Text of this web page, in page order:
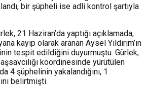
bir şüpheli ise adli kontrol şartıyla
21 Haziran’da yaptığı açıklamada,
kayıp olarak aranan Aysel Yıldırım’ın
tespit edildiğini duyurmuştu. Gürlek,
koordinesinde yürütülen
4 şüphelinin yakalandığını, 1
belirtmişti.